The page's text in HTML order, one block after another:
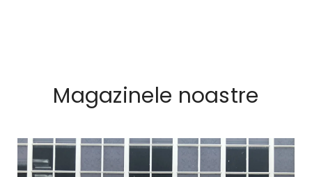
Magazinele noastre